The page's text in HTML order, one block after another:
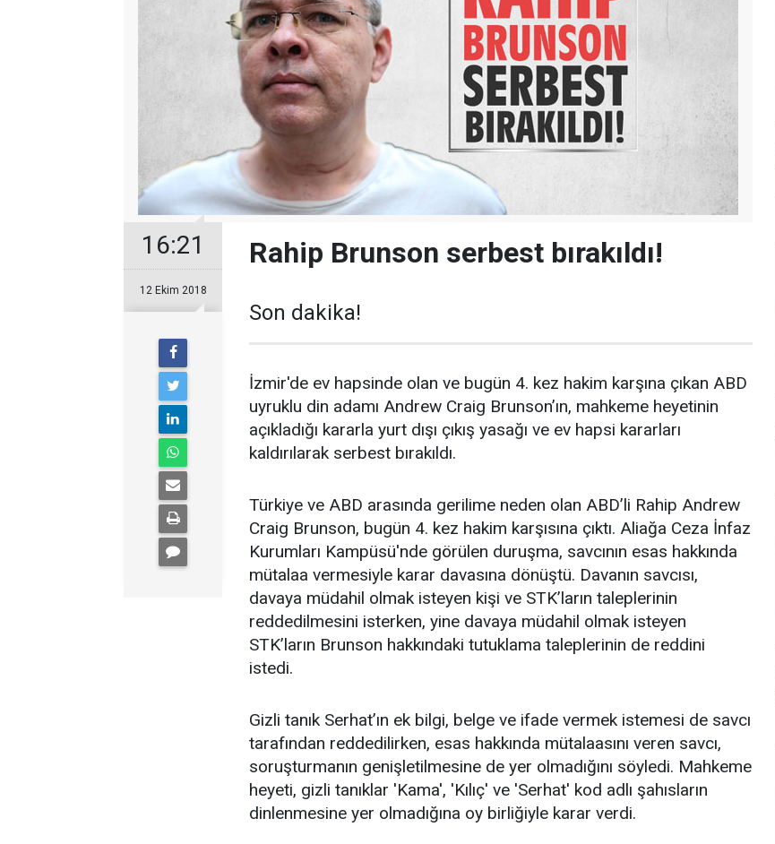
16:21
12 Ekim 2018
Rahip Brunson serbest bırakıldı!
Son dakika!
İzmir'de ev hapsinde olan ve bugün 4. kez hakim karşına çıkan ABD
uyruklu din adamı Andrew Craig Brunson’ın, mahkeme heyetinin
açıkladığı kararla yurt dışı çıkış yasağı ve ev hapsi kararları
kaldırılarak serbest bırakıldı.
Türkiye ve ABD arasında gerilime neden olan ABD’li Rahip Andrew
Craig Brunson, bugün 4. kez hakim karşısına çıktı. Aliağa Ceza İnfaz
Kurumları Kampüsü'nde görülen duruşma, savcının esas hakkında
mütalaa vermesiyle karar davasına dönüştü. Davanın savcısı,
davaya müdahil olmak isteyen kişi ve STK’ların taleplerinin
reddedilmesini isterken, yine davaya müdahil olmak isteyen
STK’ların Brunson hakkındaki tutuklama taleplerinin de reddini
istedi.
Gizli tanık Serhat’ın ek bilgi, belge ve ifade vermek istemesi de savcı
tarafından reddedilirken, esas hakkında mütalaasını veren savcı,
soruşturmanın genişletilmesine de yer olmadığını söyledi. Mahkeme
heyeti, gizli tanıklar 'Kama', 'Kılıç' ve 'Serhat' kod adlı şahısların
dinlenmesine yer olmadığına oy birliğiyle karar verdi.